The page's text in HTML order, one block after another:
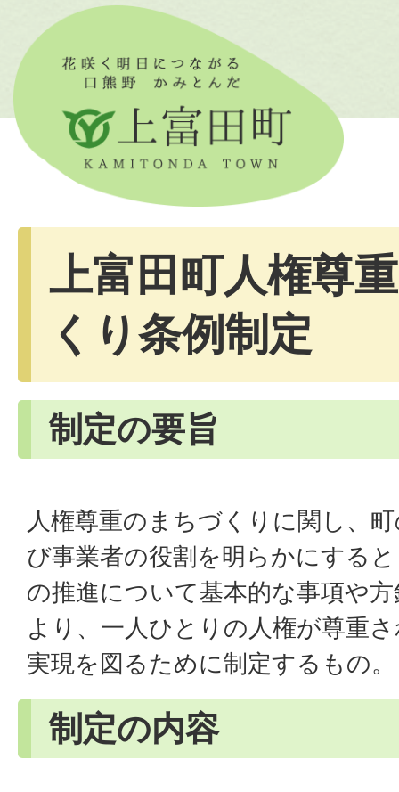
上富田町人権尊
くり条例制定
制定の要旨
人権尊重のまちづくりに関し、
び事業者の役割を明らかにする
の推進について基本的な事項や
より、一人ひとりの人権が尊重
実現を図るために制定するもの。
制定の内容